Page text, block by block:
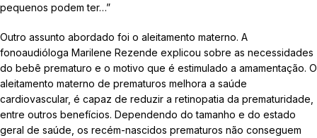
pequenos podem ter…”
Outro assunto abordado foi o aleitamento materno. A
fonoaudióloga Marilene Rezende explicou sobre as necessidades
do bebê prematuro e o motivo que é estimulado a amamentação. O
aleitamento materno de prematuros melhora a saúde
cardiovascular, é capaz de reduzir a retinopatia da prematuridade,
entre outros benefícios. Dependendo do tamanho e do estado
geral de saúde, os recém-nascidos prematuros não conseguem